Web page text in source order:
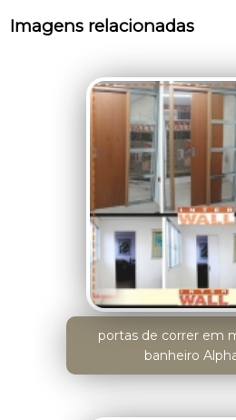
Imagens relacionadas
portas de correr em
banheiro